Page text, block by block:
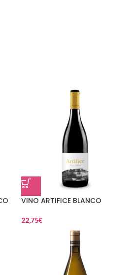
VINO ARTIFICE BLANCO
22,75€